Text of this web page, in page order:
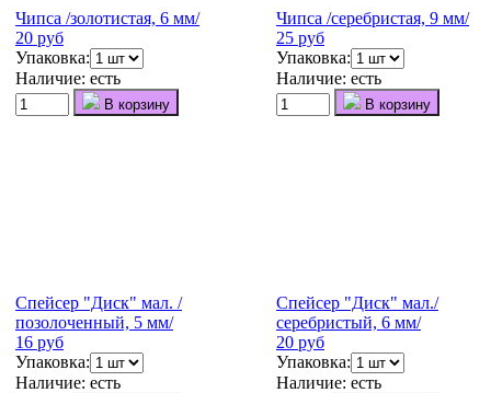
Чипса /золотистая, 6 мм/
20 руб
Упаковка:
Наличие: есть
В корзину
Чипса /серебристая, 9 мм/
25 руб
Упаковка:
Наличие: есть
В корзину
Спейсер "Диск" мал. /
позолоченный, 5 мм/
16 руб
Упаковка:
Наличие: есть
Спейсер "Диск" мал./
серебристый, 6 мм/
20 руб
Упаковка:
Наличие: есть